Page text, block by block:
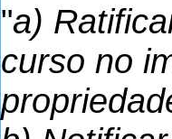
"a)
curso no